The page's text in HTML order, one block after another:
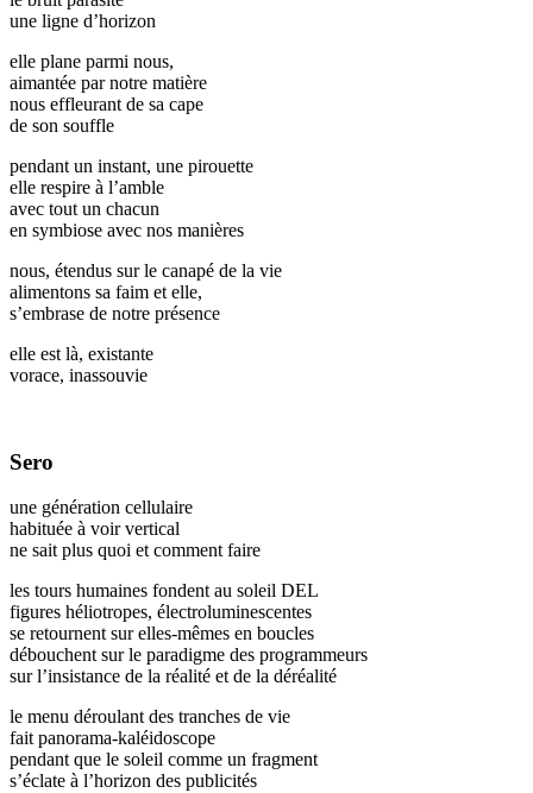
une ligne d’horizon
elle plane parmi nous,
aimantée par notre matière
nous effleurant de sa cape
de son souffle
pendant un instant, une pirouette
elle respire à l’amble
avec tout un chacun
en symbiose avec nos manières
nous, étendus sur le canapé de la vie
alimentons sa faim et elle,
s’embrase de notre présence
elle est là, existante
vorace, inassouvie
Sero
une génération cellulaire
habituée à voir vertical
ne sait plus quoi et comment faire
les tours humaines fondent au soleil DEL
figures héliotropes, électroluminescentes
se retournent sur elles-mêmes en boucles
débouchent sur le paradigme des programmeurs
sur l’insistance de la réalité et de la déréalité
le menu déroulant des tranches de vie
fait panorama-kaléidoscope
pendant que le soleil comme un fragment
s’éclate à l’horizon des publicités